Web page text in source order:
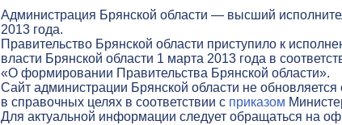
Администрация Брянской области — высший
2013 года.
Правительство Брянской области приступило к
власти Брянской области 1 марта 2013 года в
«О формировании Правительства Брянской области».
Cайт администрации Брянской области не
в справочных целях в соответствии с приказом
Для актуальной информации следует обращаться на